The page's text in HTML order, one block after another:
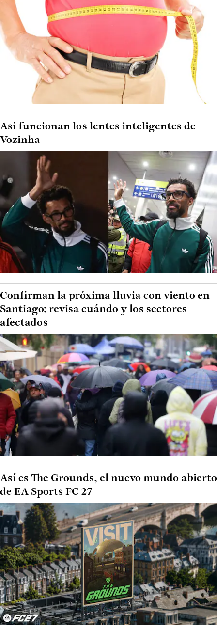
Así funcionan los lentes inteligentes de
Vozinha
Confirman la próxima lluvia con viento en
Santiago: revisa cuándo y los sectores
afectados
Así es The Grounds, el nuevo mundo abierto
de EA Sports FC 27